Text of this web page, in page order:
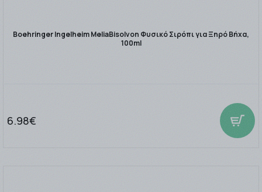
Boehringer Ingelheim MeliaBisolvon Φυσικό Σιρόπι για Ξηρό Βήχα,
100ml
6.98€